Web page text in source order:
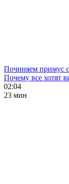
Починяем примус
Почему все хотят
02:04
23 мин